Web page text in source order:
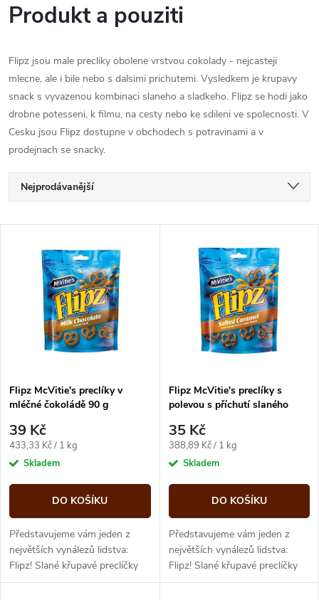
Produkt a pouziti
Flipz jsou male precliky obolene vrstvou cokolady - nejcasteji
mlecne, ale i bile nebo s dalsimi prichutemi. Vysledkem je krupavy
snack s vyvazenou kombinaci slaneho a sladkeho. Flipz se hodi jako
drobne potesseni, k filmu, na cesty nebo ke sdileni ve spolecnosti. V
Cesku jsou Flipz dostupne v obchodech s potravinami a v
prodejnach se snacky.
Ř
a
p
r
o
d
u
k
Nejprodávanější
Abecedně
s
p
r
o
d
u
Flipz McVitie's preclíky v
mléčné čokoládě 90 g
39 Kč
Měrná
cena:
433,33 Kč / 1 kg
Skladem
DO KOŠÍKU
Představujeme vám jeden z
největších vynálezů lidstva:
Flipz! Slané křupavé preclíčky
obalené v lahodně krémové
Flipz McVitie's preclíky s
polevou s příchutí slaného
35 Kč
Měrná
cena:
388,89 Kč / 1 kg
Skladem
DO KOŠÍKU
Představujeme vám jeden z
největších vynálezů lidstva:
Flipz! Slané křupavé preclíčky
obalené v lahodné polevě s